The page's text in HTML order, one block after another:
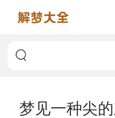
梦见一种尖